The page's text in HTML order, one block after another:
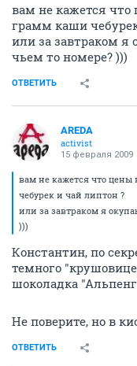
вам не кажется
грамм каши
или за завтраком
чьем то номере? )))
ОТВЕТИТЬ
AREDA
activist
15 февраля 2009
вам не кажется что
чебурек и чай липтон ?
или за завтраком я
)))
Константин, по
темного
шоколадка
Не поверите, но в
ОТВЕТИТЬ